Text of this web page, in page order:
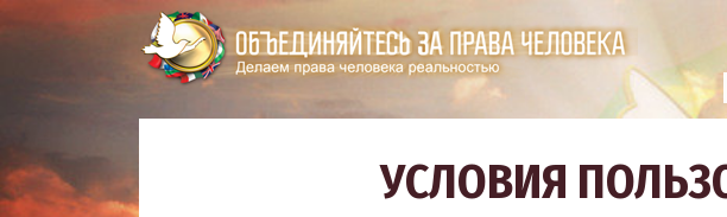
УСЛОВИЯ